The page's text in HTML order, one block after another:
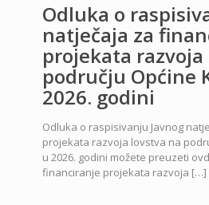
Odluka o
natječaja za
projekata
području Općine
2026. godini
Odluka o raspisivanju Javnog
projekata razvoja lovstva na
u 2026. godini možete preuzeti
financiranje projekata razvoja […]